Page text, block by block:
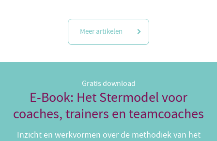
Meer artikelen
Gratis download
E-Book: Het Stermodel voor
coaches, trainers en teamcoaches
Inzicht en werkvormen over de methodiek van het